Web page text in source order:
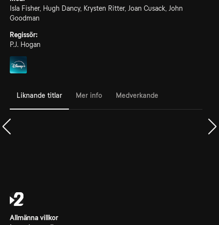
Isla Fisher, Hugh Dancy, Krysten Ritter, Joan Cusack, John
Goodman
Regissör:
P.J. Hogan
Liknande titlar Mer info Medverkande
Allmänna villkor